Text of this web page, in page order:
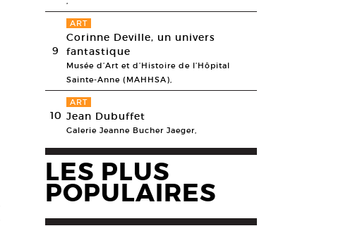
9
ART
Corinne Deville, un univers
fantastique
Musée d’Art et d’Histoire de l’Hôpital
Sainte-Anne (MAHHSA),
10
ART
Jean Dubuffet
Galerie Jeanne Bucher Jaeger,
LES PLUS
POPULAIRES